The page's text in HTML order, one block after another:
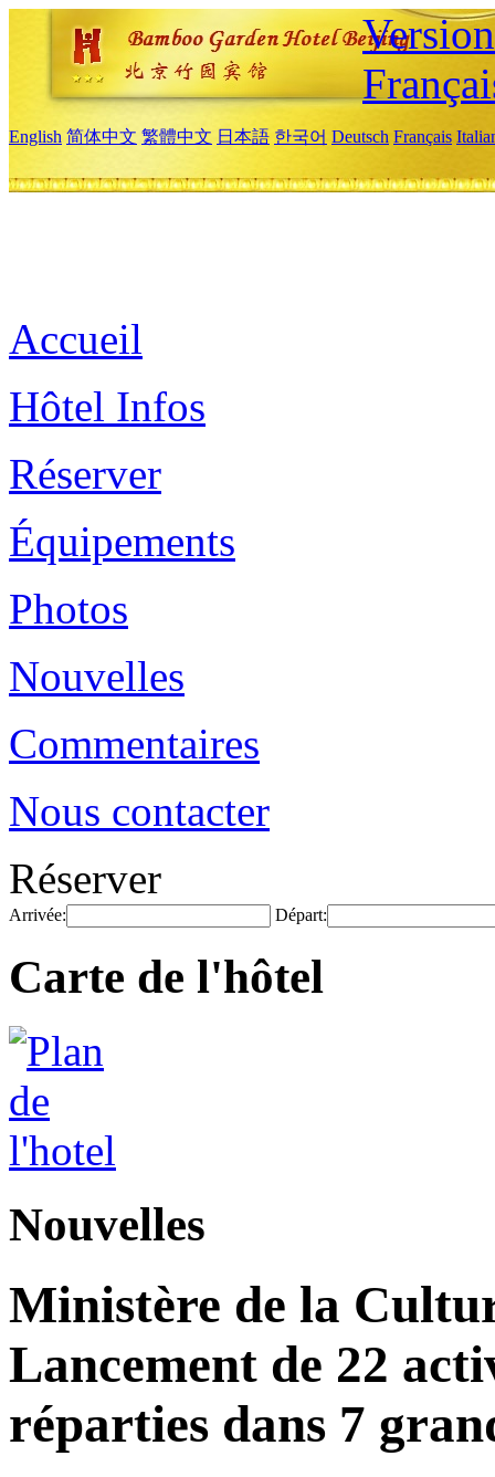
English 简体中文 繁體中文 日本語 한국어 Deutsch Français
Accueil
Hôtel Infos
Réserver
Équipements
Photos
Nouvelles
Commentaires
Nous contacter
Réserver
Arrivée: Départ:
Carte de l'hôtel
Nouvelles
Ministère de la
Lancement de 22
réparties dans 7